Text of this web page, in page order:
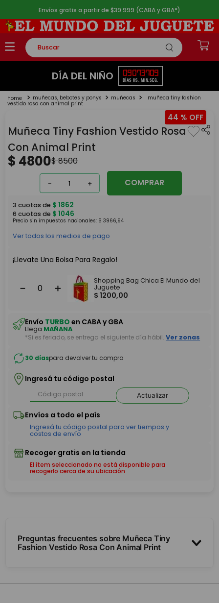
Envíos gratis a partir de $39.999 (CABA y GBA*)
Buscar
TÉRMINOS MÁS BUSCADOS
2.
lego
4.
monopatin
5. toy story
DÍA DEL NIÑO 09
DÍAS
07
HS.
37
MIN.
09
SEG.
muñecas, bebotes y ponys muñecas muñeca tiny fashion
vestido rosa con animal print
44 %
Muñeca Tiny Fashion Vestido Rosa
Con Animal Print
$ 4800$8500
＋
－ COMPRAR
3 cuotas de $ 1862
6 cuotas de $ 1046
Precio sin impuestos nacionales: $ 3966,94
Ver todos los medios de pago
¡Llevate Una Bolsa Para Regalo!
＋
－
Shopping Bag Chica El Mundo del
Juguete
$ 1200,00
Envío TURBO en CABA y GBA
Llega MAÑANA
*Si es feriado, se entrega el siguiente día hábil. Ver zonas
30 díaspara devolver tu compra
Ingresá tu código postal
Actualizar
El ítem seleccionado no está disponible para
recogerlo cerca de su ubicación
Preguntas frecuentes sobre Muñeca Tiny
Fashion Vestido Rosa Con Animal Print